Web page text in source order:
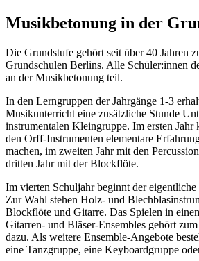
Musikbetonung in der
Die Grundstufe gehört seit über 40 Jahren
Grundschulen Berlins. Alle Schüler:innen
an der Musikbetonung teil.
In den Lerngruppen der Jahrgänge 1-3
Musikunterricht eine zusätzliche Stunde
instrumentalen Kleingruppe. Im ersten
den Orff-Instrumenten elementare
machen, im zweiten Jahr mit den
dritten Jahr mit der Blockflöte.
Im vierten Schuljahr beginnt der
Zur Wahl stehen Holz- und
Blockflöte und Gitarre. Das Spielen in
Gitarren- und Bläser-Ensembles gehört
dazu. Als weitere Ensemble-Angebote
eine Tanzgruppe, eine Keyboardgruppe